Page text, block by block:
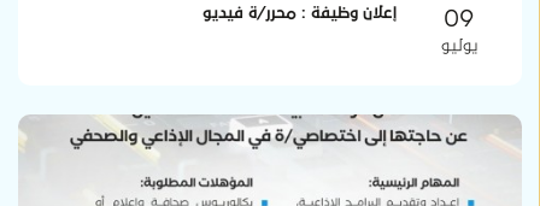
09
يوليو
إعلان وظيفة : محرر/ة فيديو